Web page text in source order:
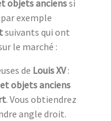
objets ancienssi
exemple
suivants qui ont
le marché :
de Louis XV:
objets anciens
. Vous obtiendrez
angle droit.